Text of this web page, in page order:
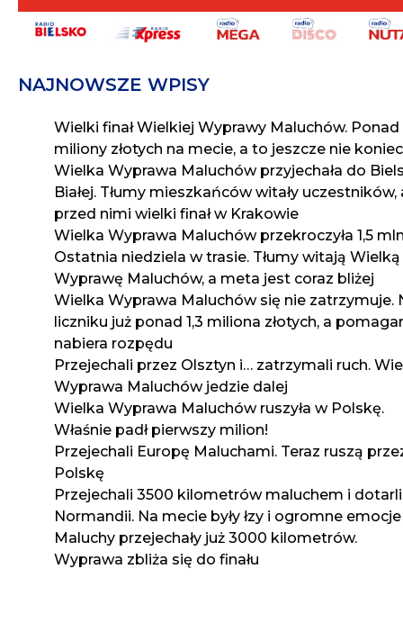
NAJNOWSZE WPISY
Wielki finał Wielkiej Wyprawy Maluchów. Ponad
miliony złotych na mecie, a to jeszcze nie koniec
Wielka Wyprawa Maluchów przyjechała do
Białej. Tłumy mieszkańców witały uczestników,
przed nimi wielki finał w Krakowie
Wielka Wyprawa Maluchów przekroczyła 1,5 mln
Ostatnia niedziela w trasie. Tłumy witają Wielką
Wyprawę Maluchów, a meta jest coraz bliżej
Wielka Wyprawa Maluchów się nie zatrzymuje.
liczniku już ponad 1,3 miliona złotych, a
nabiera rozpędu
Przejechali przez Olsztyn i… zatrzymali ruch.
Wyprawa Maluchów jedzie dalej
Wielka Wyprawa Maluchów ruszyła w Polskę.
Właśnie padł pierwszy milion!
Przejechali Europę Maluchami. Teraz ruszą
Polskę
Przejechali 3500 kilometrów maluchem i
Normandii. Na mecie były łzy i ogromne emocje
Maluchy przejechały już 3000 kilometrów.
Wyprawa zbliża się do finału